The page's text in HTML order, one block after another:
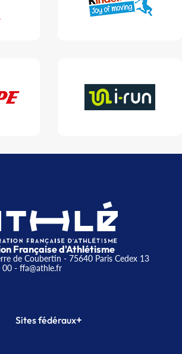
Française d'Athlétisme
de Coubertin - 75640 Paris Cedex 13
00- ffa@athle.fr
Sites fédéraux+